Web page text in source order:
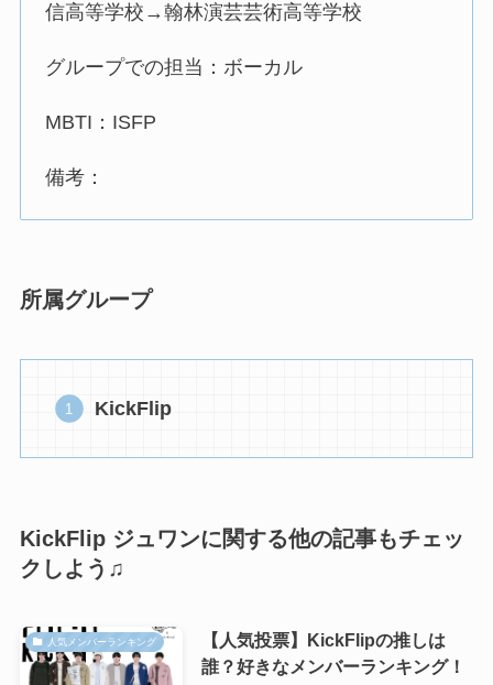
信高等学校→翰林演芸芸術高等学校
グループでの担当：ボーカル
MBTI：ISFP
備考：
所属グループ
KickFlip
KickFlip ジュワンに関する他の記事もチェッ
クしよう♫
人気メンバーランキング
【人気投票】KickFlipの推しは
誰？好きなメンバーランキング！